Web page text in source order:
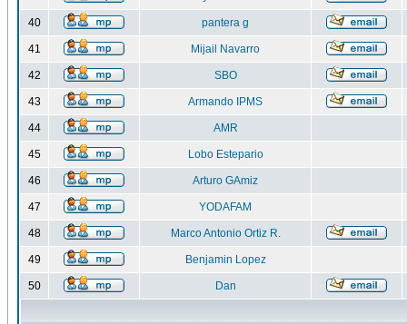
40 pantera g
41 Mijail Navarro
42 SBO
43 Armando IPMS
44 AMR
45 Lobo Estepario
46 Arturo GAmiz
47 YODAFAM
48 Marco Antonio Ortiz R.
49 Benjamin Lopez
50 Dan